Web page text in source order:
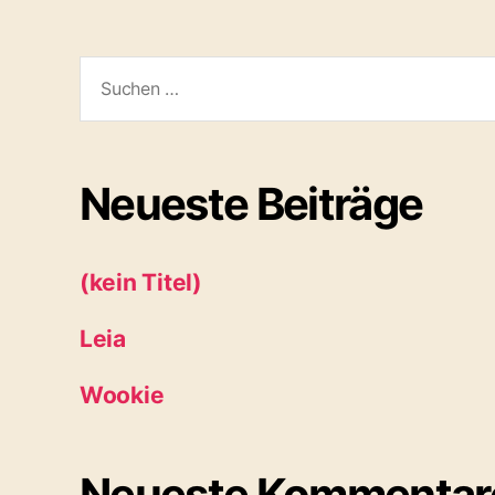
nach:
Neueste Beiträge
(kein Titel)
Leia
Wookie